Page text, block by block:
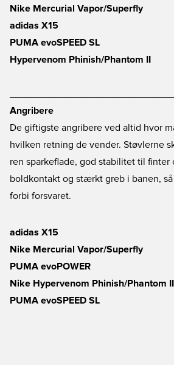
Nike Mercurial Vapor/Superfly
adidas X15
PUMA evoSPEED SL
Hypervenom Phinish/Phantom II
Angribere
De giftigste angribere ved altid hvor
hvilken retning de vender. Støvlerne
ren sparkeflade, god stabilitet til
boldkontakt og stærkt greb i banen,
forbi forsvaret.
adidas X15
Nike Mercurial Vapor/Superfly
PUMA evoPOWER
Nike Hypervenom Phinish/Phantom II
PUMA evoSPEED SL